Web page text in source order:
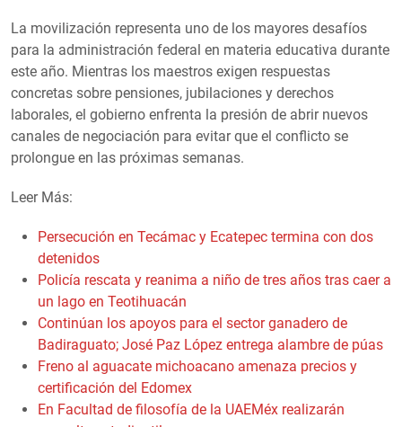
La movilización representa uno de los mayores desafíos
para la administración federal en materia educativa durante
este año. Mientras los maestros exigen respuestas
concretas sobre pensiones, jubilaciones y derechos
laborales, el gobierno enfrenta la presión de abrir nuevos
canales de negociación para evitar que el conflicto se
prolongue en las próximas semanas.
Leer Más:
Persecución en Tecámac y Ecatepec termina con dos
detenidos
Policía rescata y reanima a niño de tres años tras caer a
un lago en Teotihuacán
Continúan los apoyos para el sector ganadero de
Badiraguato; José Paz López entrega alambre de púas
Freno al aguacate michoacano amenaza precios y
certificación del Edomex
En Facultad de filosofía de la UAEMéx realizarán